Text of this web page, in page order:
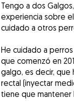
Tengo a dos
experiencia sobre
cuidado a otros
He cuidado a
que comenzó en
galgo, es decir,
rectal (inyectar
tiene que mantener